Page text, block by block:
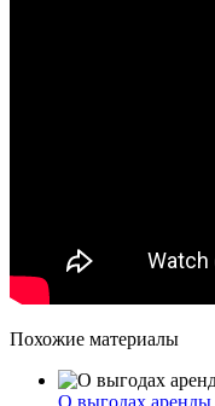
Похожие материалы